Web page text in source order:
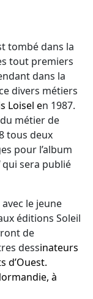
tombé dans la
tout premiers
dans la
divers métiers
Loisel en 1987.
métier de
tous deux
pour l’album
qui sera publié
le jeune
éditions Soleil
de
dessinateurs
d’Ouest.
à